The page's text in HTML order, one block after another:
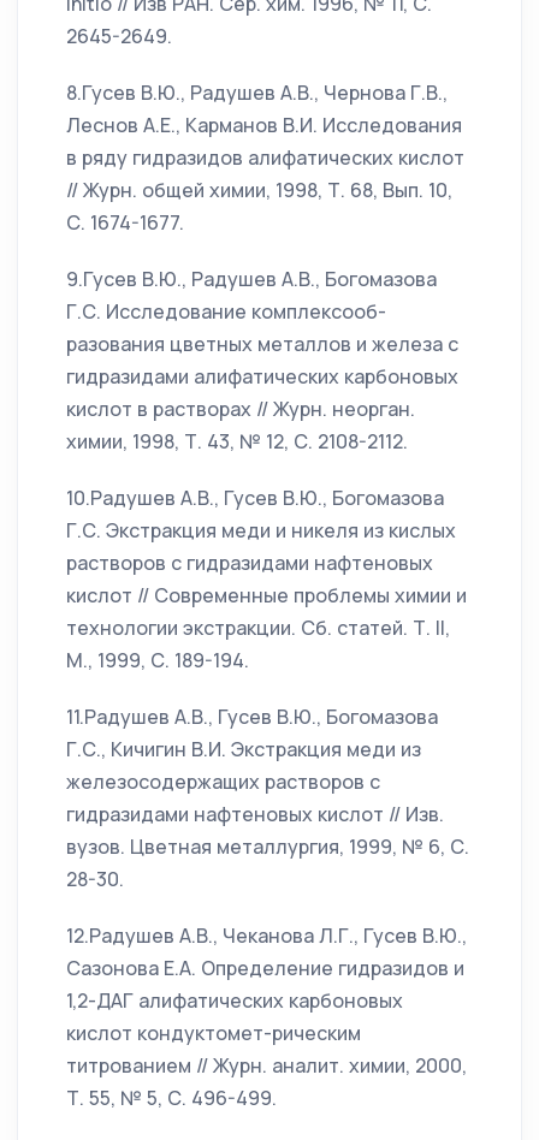
2645-2649.
8.Гусев В.Ю., Радушев А.В., Чернова Г.В.,
Леснов А.Е., Карманов В.И. Исследования
в ряду гидразидов алифатических кислот
// Журн. общей химии, 1998, Т. 68, Вып. 10,
С. 1674-1677.
9.Гусев В.Ю., Радушев А.В., Богомазова
Г.С. Исследование комплексооб-
разования цветных металлов и железа с
гидразидами алифатических карбоновых
кислот в растворах // Журн. неорган.
химии, 1998, Т. 43, № 12, С. 2108-2112.
10.Радушев А.В., Гусев В.Ю., Богомазова
Г.С. Экстракция меди и никеля из кислых
растворов с гидразидами нафтеновых
кислот // Современные проблемы химии и
технологии экстракции. Сб. статей. Т. II,
М., 1999, С. 189-194.
11.Радушев А.В., Гусев В.Ю., Богомазова
Г.С., Кичигин В.И. Экстракция меди из
железосодержащих растворов с
гидразидами нафтеновых кислот // Изв.
вузов. Цветная металлургия, 1999, № 6, С.
28-30.
12.Радушев А.В., Чеканова Л.Г., Гусев В.Ю.,
Сазонова Е.А. Определение гидразидов и
1,2-ДАГ алифатических карбоновых
кислот кондуктомет-рическим
титрованием // Журн. аналит. химии, 2000,
Т. 55, № 5, С. 496-499.